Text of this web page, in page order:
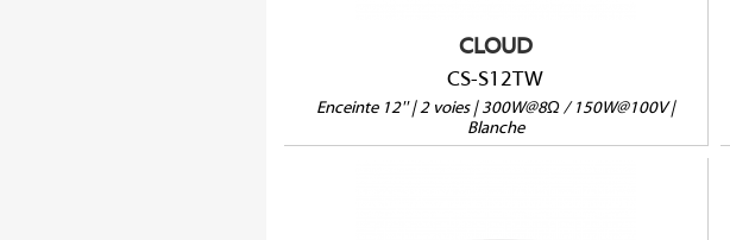
CLOUD
CS-S12TW
Enceinte 12'' | 2 voies | 300W@8Ω / 150W@100V |
Blanche